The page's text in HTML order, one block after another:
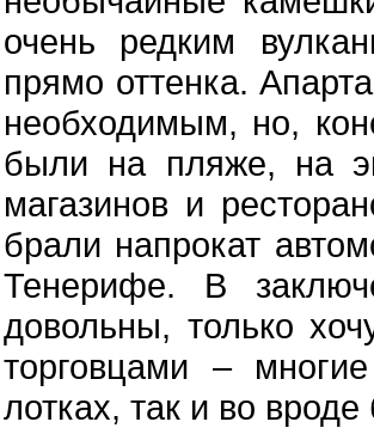
очень редким
прямо оттенка.
необходимым, но,
были на пляже, на
магазинов и
брали напрокат
Тенерифе. В
довольны, только
торговцами –
лотках, так и во